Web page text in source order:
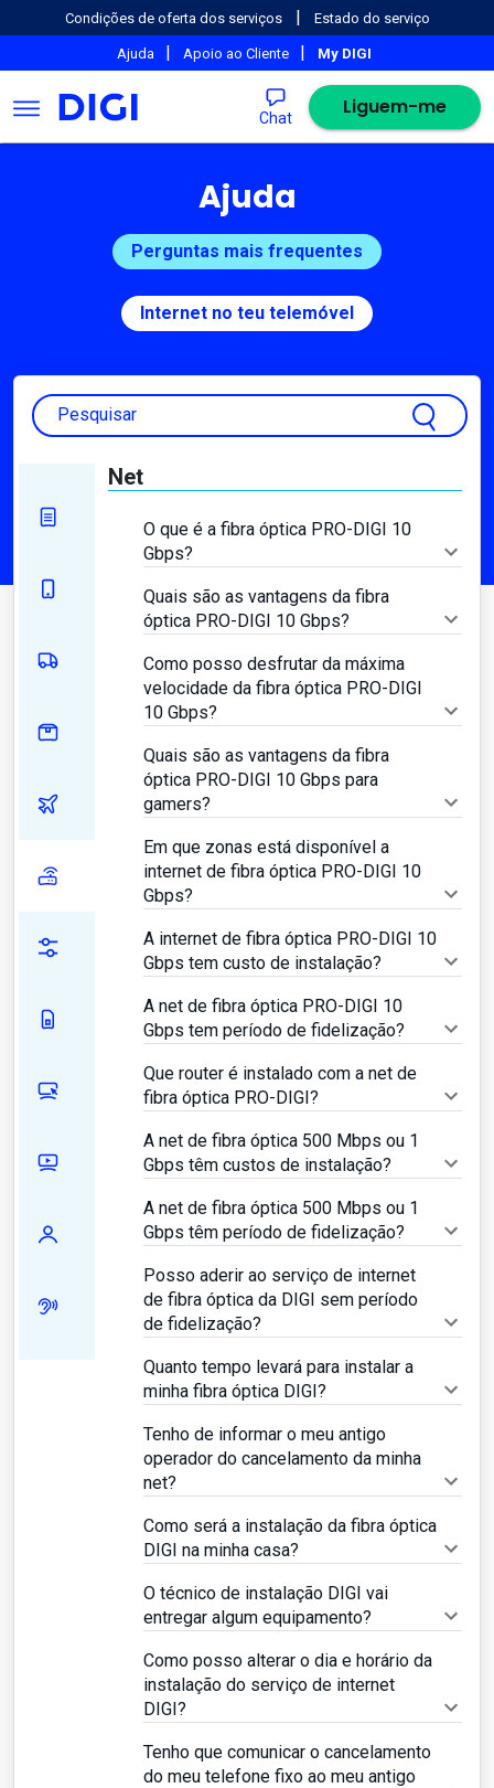
Condições de oferta dos serviços | Estado do serviço
Ajuda | Apoio ao Cliente | My DIGI
Chat Liguem-me
Ajuda
Perguntas mais frequentes
Internet no teu telemóvel
Pesquisar
Net
O que é a fibra óptica PRO-DIGI 10
Gbps?
Quais são as vantagens da fibra
óptica PRO-DIGI 10 Gbps?
Como posso desfrutar da máxima
velocidade da fibra óptica PRO-DIGI
10 Gbps?
Quais são as vantagens da fibra
óptica PRO-DIGI 10 Gbps para
gamers?
Em que zonas está disponível a
internet de fibra óptica PRO-DIGI 10
Gbps?
A internet de fibra óptica PRO-DIGI 10
Gbps tem custo de instalação?
A net de fibra óptica PRO-DIGI 10
Gbps tem período de fidelização?
Que router é instalado com a net de
fibra óptica PRO-DIGI?
A net de fibra óptica 500 Mbps ou 1
Gbps têm custos de instalação?
A net de fibra óptica 500 Mbps ou 1
Gbps têm período de fidelização?
Posso aderir ao serviço de internet
de fibra óptica da DIGI sem período
de fidelização?
Quanto tempo levará para instalar a
minha fibra óptica DIGI?
Tenho de informar o meu antigo
operador do cancelamento da minha
net?
Como será a instalação da fibra óptica
DIGI na minha casa?
O técnico de instalação DIGI vai
entregar algum equipamento?
Como posso alterar o dia e horário da
instalação do serviço de internet
DIGI?
Tenho que comunicar o cancelamento
do meu telefone fixo ao meu antigo